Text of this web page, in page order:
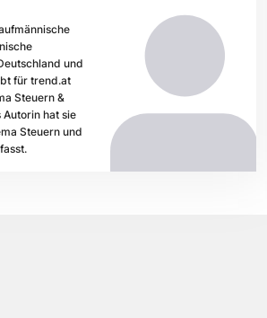
und
für trend.at
Steuern &
Autorin hat sie
Steuern und